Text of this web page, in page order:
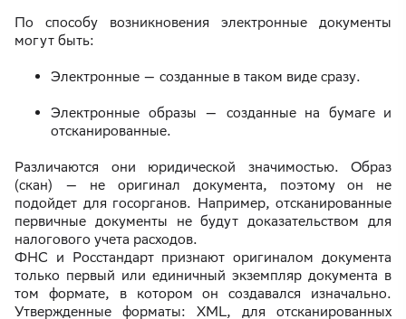
По способу возникновения электронные документы
могут быть:
Электронные — созданные в таком виде сразу.
Электронные образы — созданные на бумаге и
отсканированные.
Различаются они юридической значимостью. Образ
(скан) — не оригинал документа, поэтому он не
подойдет для госорганов. Например, отсканированные
первичные документы не будут доказательством для
налогового учета расходов.
ФНС и Росстандарт признают оригиналом документа
только первый или единичный экземпляр документа в
том формате, в котором он создавался изначально.
Утвержденные форматы: XML, для отсканированных